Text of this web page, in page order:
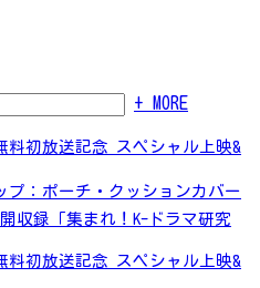
+ MORE
料初放送記念 スペシャル上映&
プ：ポーチ・クッションカバー
収録「集まれ！K-ドラマ研究
料初放送記念 スペシャル上映&